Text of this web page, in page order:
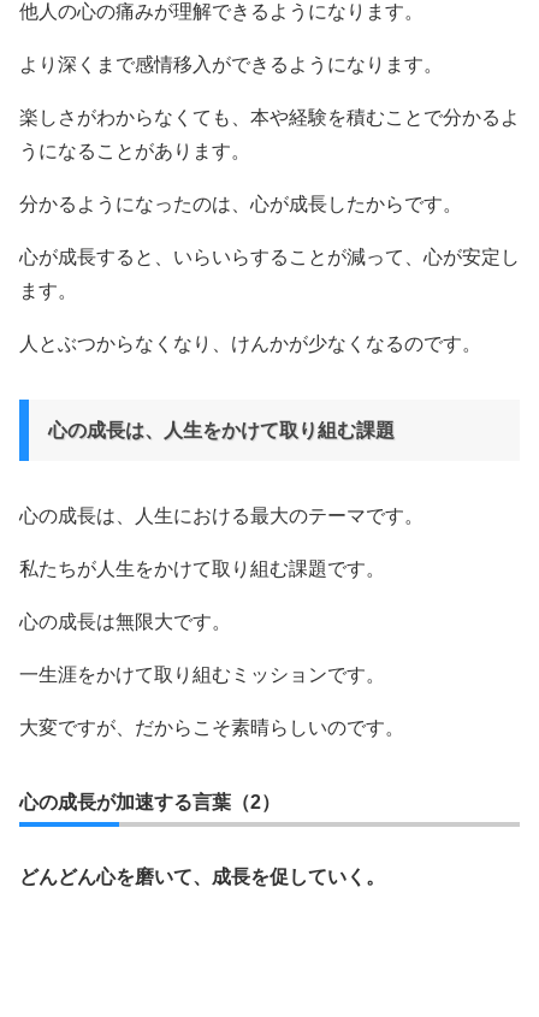
他人の心の痛みが理解できるようになります。
より深くまで感情移入ができるようになります。
楽しさがわからなくても、本や経験を積むことで分かるよ
うになることがあります。
分かるようになったのは、心が成長したからです。
心が成長すると、いらいらすることが減って、心が安定し
ます。
人とぶつからなくなり、けんかが少なくなるのです。
心の成長は、人生をかけて取り組む課題
心の成長は、人生における最大のテーマです。
私たちが人生をかけて取り組む課題です。
心の成長は無限大です。
一生涯をかけて取り組むミッションです。
大変ですが、だからこそ素晴らしいのです。
心の成長が加速する言葉（2）
どんどん心を磨いて、成長を促していく。